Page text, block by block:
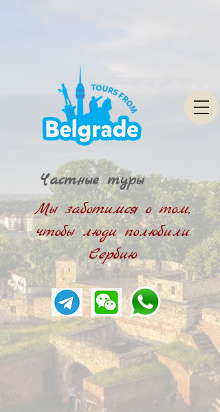
Мы заботимся о том,
чтобы люди полюбили
Сербию
Частные туры